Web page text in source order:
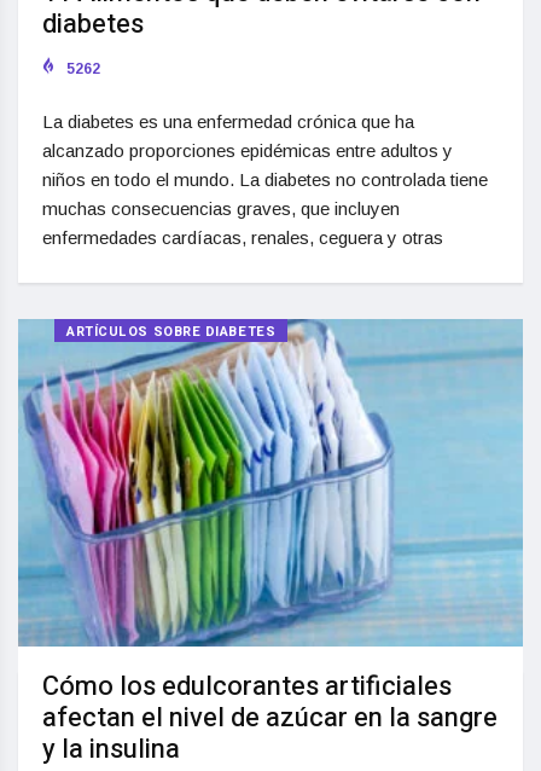
diabetes
5262
La diabetes es una enfermedad crónica que ha
alcanzado proporciones epidémicas entre adultos y
niños en todo el mundo. La diabetes no controlada tiene
muchas consecuencias graves, que incluyen
enfermedades cardíacas, renales, ceguera y otras
ARTÍCULOS SOBRE DIABETES
Cómo los edulcorantes artificiales
afectan el nivel de azúcar en la sangre
y la insulina